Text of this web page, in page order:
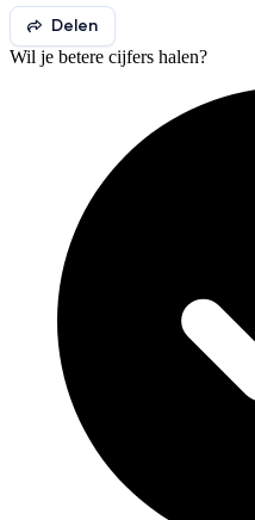
Delen
Wil je betere cijfers halen?